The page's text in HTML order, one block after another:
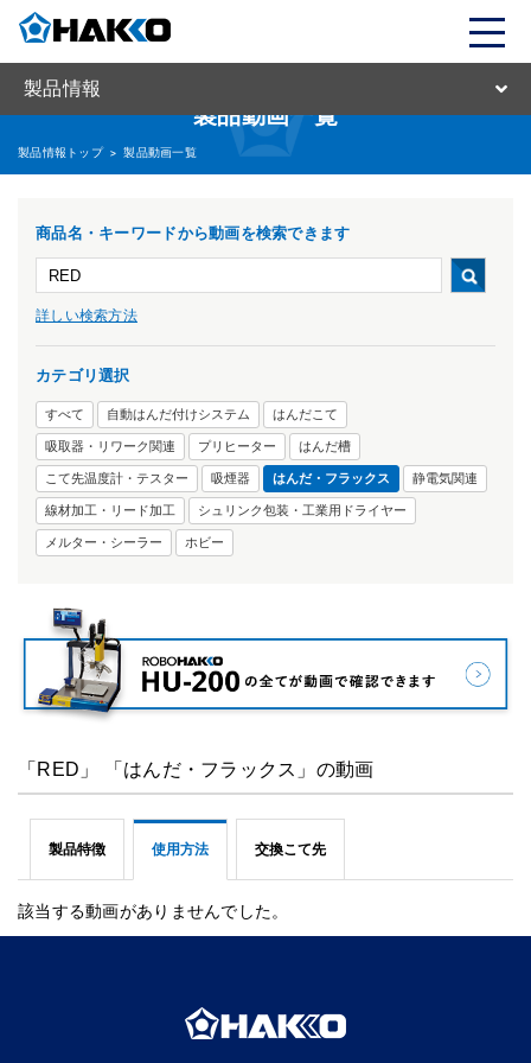
製品情報
製品動画一覧
製品情報トップ > 製品動画一覧
商品名・キーワードから動画を検索できます
詳しい検索方法
カテゴリ選択
すべて 自動はんだ付けシステム はんだこて
吸取器・リワーク関連 プリヒーター はんだ槽
こて先温度計・テスター 吸煙器 はんだ・フラックス 静電気関連
線材加工・リード加工 シュリンク包装・工業用ドライヤー
メルター・シーラー ホビー
「RED」 「はんだ・フラックス」の動画
製品特徴 使用方法 交換こて先
該当する動画がありませんでした。